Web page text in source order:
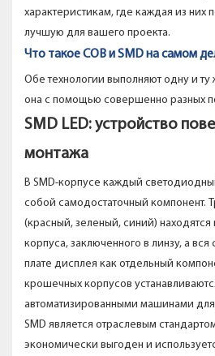
характеристикам, где каждая из них
лучшую для вашего проекта.
Что такое COB и SMD на самом
Обе технологии выполняют одну и ту
она с помощью совершенно разных
SMD LED: устройство
монтажа
В SMD-корпусе каждый
собой самодостаточный компонент.
(красный, зеленый, синий)
корпуса, заключенного в линзу, а
плате дисплея как отдельный
крошечных корпусов
автоматизированными машинами для
SMD является отраслевым
экономически выгоден и